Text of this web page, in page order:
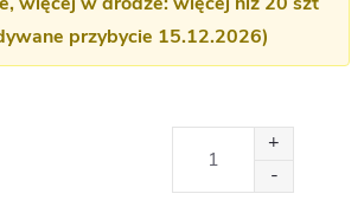
przybycie 15.12.2026)